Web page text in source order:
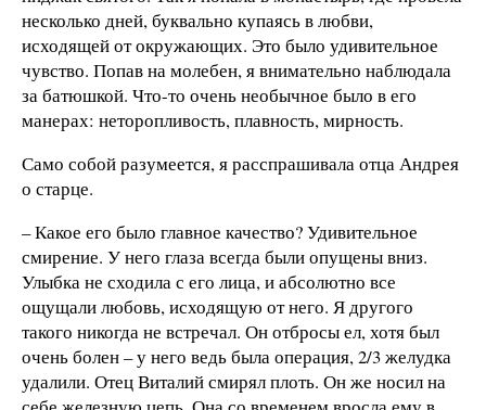
несколько дней, буквально купаясь в любви,
исходящей от окружающих. Это было удивительное
чувство. Попав на молебен, я внимательно наблюдала
за батюшкой. Что-то очень необычное было в его
манерах: неторопливость, плавность, мирность.
Само собой разумеется, я расспрашивала отца Андрея
о старце.
– Какое его было главное качество? Удивительное
смирение. У него глаза всегда были опущены вниз.
Улыбка не сходила с его лица, и абсолютно все
ощущали любовь, исходящую от него. Я другого
такого никогда не встречал. Он отбросы ел, хотя был
очень болен – у него ведь была операция, 2/3 желудка
удалили. Отец Виталий смирял плоть. Он же носил на